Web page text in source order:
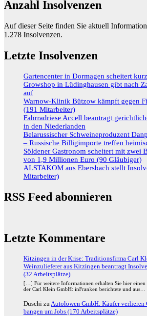
Anzahl Insolvenzen
Auf dieser Seite finden Sie aktuell
1.278 Insolvenzen.
Letzte Insolvenzen
Gartencenter in Dormagen scheitert
Growshop in Lüdinghausen gibt nach
auf
Warnow-Klinik Bützow kämpft gegen
(191 Mitarbeiter)
Fahrradriese Accell beantragt
in den Niederlanden
Belarussischer Schweineproduzent
– Russische Billigimporte treffen
Söldener Gastronom scheitert mit zwei
von 1,9 Millionen Euro (90 Gläubiger)
ALSTAKOM aus Ebersbach stellt
Mitarbeiter)
RSS Feed abonnieren
Letzte Kommentare
Kitzingen in der Krise: Traditionsfirma Carl
Weinzulieferer aus Kitzingen beantragt
(32 Arbeitsplätze)
[…] Für weitere Informationen erhalten Sie hier
der Carl Klein GmbH: inFranken berichtete und aus…
Duschi zuAutolöwen GmbH: Käufer verlieren
bangen um Jobs (170 Arbeitsplätze)